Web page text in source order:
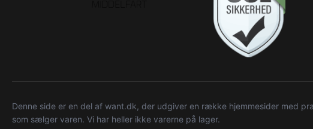
Denne side er en del af want.dk, der udgiver en række hjemmesider med
som sælger varen. Vi har heller ikke varerne på lager.